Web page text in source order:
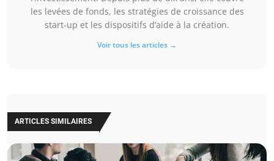
les levées de fonds, les stratégies de croissance des
start-up et les dispositifs d’aide à la création.
Voir tous les articles →
ARTICLES SIMILAIRES